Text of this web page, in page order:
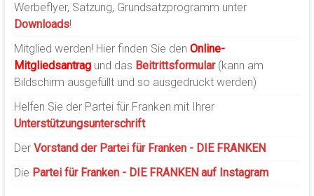
Werbeflyer, Satzung, Grundsatzprogramm unter
Downloads!
Mitglied werden! Hier finden Sie den Online-
Mitgliedsantragund das Beitrittsformular(kann am
Bildschirm ausgefüllt und so ausgedruckt werden)
Helfen Sie der Partei für Franken mit Ihrer
Unterstützungsunterschrift
Der Vorstand der Partei für Franken - DIE FRANKEN
Die Partei für Franken - DIE FRANKEN auf Instagram